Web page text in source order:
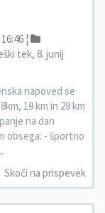
¦
tek, 8. junij
napoved se
19 km in 28 km
na dan
obsega: - športno
Skoči na prispevek